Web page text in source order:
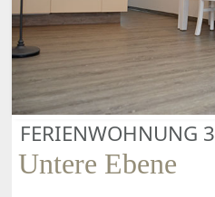
FERIENWOHNUNG 3
Untere Ebene